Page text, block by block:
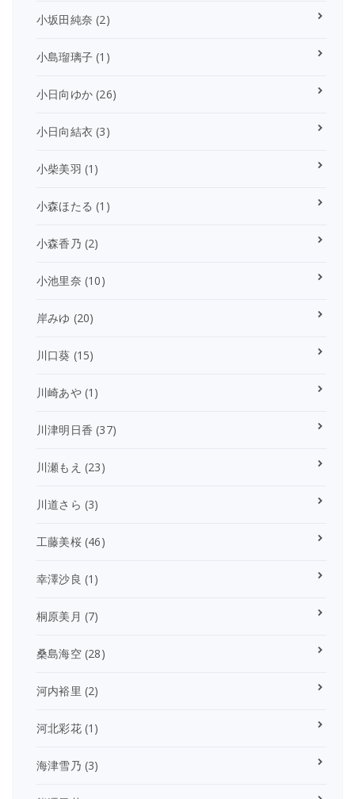
小坂田純奈 (2)
小島瑠璃子 (1)
小日向ゆか (26)
小日向結衣 (3)
小柴美羽 (1)
小森ほたる (1)
小森香乃 (2)
小池里奈 (10)
岸みゆ (20)
川口葵 (15)
川崎あや(1)
川津明日香 (37)
川瀬もえ (23)
川道さら (3)
工藤美桜(46)
幸澤沙良 (1)
桐原美月 (7)
桑島海空(28)
河内裕里 (2)
河北彩花(1)
海津雪乃 (3)